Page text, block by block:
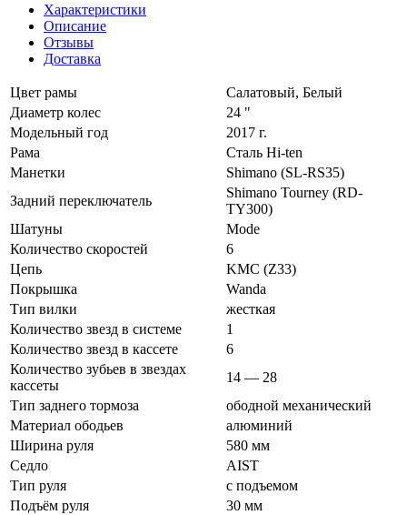
Характеристики
Описание
Отзывы
Доставка
Цвет рамы
Салатовый, Белый
Диаметр колес
24 "
Модельный год
2017 г.
Рама
Сталь Hi-ten
Манетки
Shimano (SL-RS35)
Задний переключатель
Shimano Tourney (RD-
TY300)
Шатуны
Mode
Количество скоростей
6
Цепь
KMC (Z33)
Покрышка
Wanda
Тип вилки
жесткая
Количество звезд в системе
1
Количество звезд в кассете
6
Количество зубьев в звездах
кассеты
14 — 28
Тип заднего тормоза
ободной механический
Материал ободьев
алюминий
Ширина руля
580 мм
Седло
AIST
Тип руля
с подъемом
Подъём руля
30 мм